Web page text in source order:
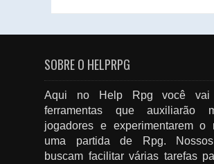
SOBRE O HELPRPG
Aqui no Help Rpg você vai
ferramentas que auxiliarão
jogadores e experimentarem o
uma partida de Rpg.
buscam facilitar várias tarefas